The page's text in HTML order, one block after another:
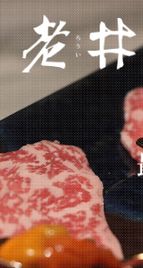
關於
About
私たちに
最新
Latest